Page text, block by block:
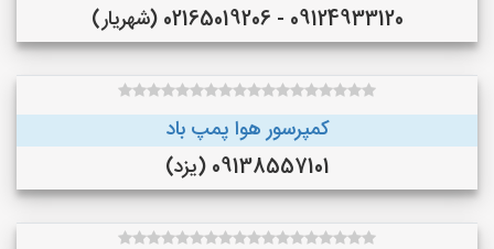
09124933120 - 02165019206 (شهریار)
کمپرسور هوا پمپ باد
09138557101 (یزد)